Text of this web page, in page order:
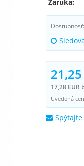
Záruka:
Dostupnosť:
21,25
17,28 EUR
Uvedená